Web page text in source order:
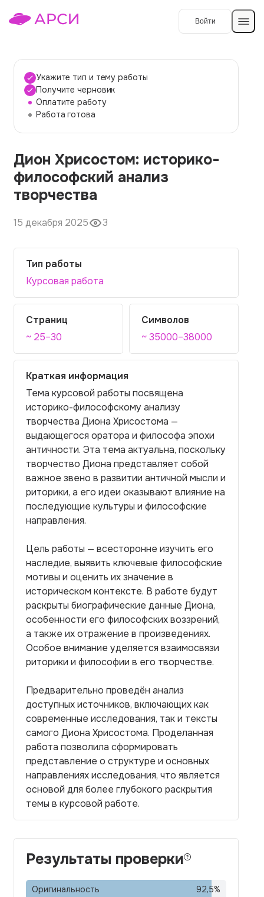
Войти
Темы работ
О сервисе
О компании
Наши гарантии
Вопросы и ответы
Контакты
Укажите тип и тему работы
Получите черновик
Оплатите работу
Работа готова
Дион Хрисостом: историко-
философский анализ
творчества
15 декабря 2025 3
Тип работы
Курсовая работа
Страниц
~ 25–30
Символов
~ 35000–38000
Краткая информация
Тема курсовой работы посвящена
историко-философскому анализу
творчества Диона Хрисостома —
выдающегося оратора и философа эпохи
античности. Эта тема актуальна, поскольку
творчество Диона представляет собой
важное звено в развитии античной мысли и
риторики, а его идеи оказывают влияние на
последующие культуры и философские
направления.
Цель работы — всесторонне изучить его
наследие, выявить ключевые философские
мотивы и оценить их значение в
историческом контексте. В работе будут
раскрыты биографические данные Диона,
особенности его философских воззрений,
а также их отражение в произведениях.
Особое внимание уделяется взаимосвязи
риторики и философии в его творчестве.
Предварительно проведён анализ
доступных источников, включающих как
современные исследования, так и тексты
самого Диона Хрисостома. Проделанная
работа позволила сформировать
представление о структуре и основных
направлениях исследования, что является
основой для более глубокого раскрытия
темы в курсовой работе.
Результаты проверки
Оригинальность 92,5%